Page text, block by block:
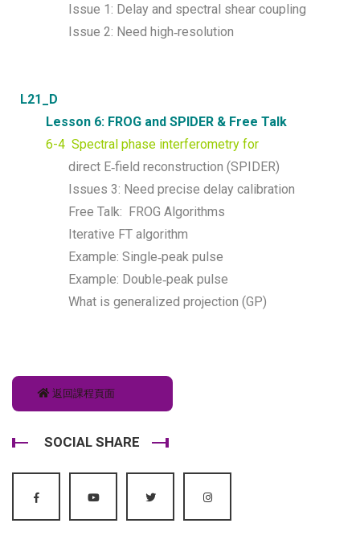
Issue 1: Delay and spectral shear coupling
Issue 2: Need high‐resolution
L21_D
Lesson 6: FROG and SPIDER & Free Talk
6-4 Spectral phase interferometry for
direct E‐field reconstruction (SPIDER)
Issues 3: Need precise delay calibration
Free Talk: FROG Algorithms
Iterative FT algorithm
Example: Single‐peak pulse
Example: Double‐peak pulse
What is generalized projection (GP)
返回課程頁面
SOCIAL SHARE